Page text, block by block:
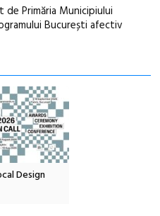
Primăria Municipiului
București afectiv
Anuala de artă urbană